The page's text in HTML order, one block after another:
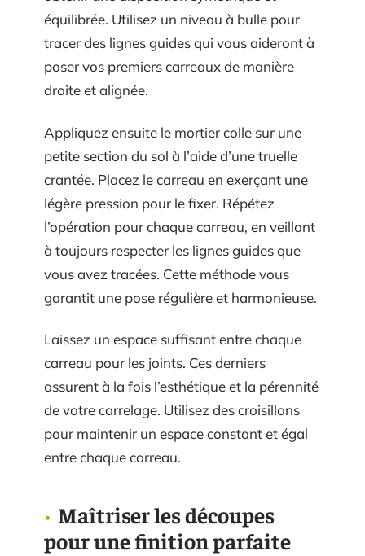
équilibrée. Utilisez un niveau à bulle pour
tracer des lignes guides qui vous aideront à
poser vos premiers carreaux de manière
droite et alignée.
Appliquez ensuite le mortier colle sur une
petite section du sol à l’aide d’une truelle
crantée. Placez le carreau en exerçant une
légère pression pour le fixer. Répétez
l’opération pour chaque carreau, en veillant
à toujours respecter les lignes guides que
vous avez tracées. Cette méthode vous
garantit une pose régulière et harmonieuse.
Laissez un espace suffisant entre chaque
carreau pour les joints. Ces derniers
assurent à la fois l’esthétique et la pérennité
de votre carrelage. Utilisez des croisillons
pour maintenir un espace constant et égal
entre chaque carreau.
Maîtriser les découpes
pour une finition parfaite